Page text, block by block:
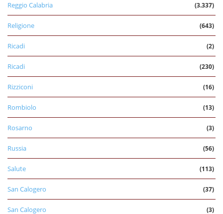
Reggio Calabria (3.337)
Religione (643)
Ricadi (2)
Ricadi (230)
Rizziconi (16)
Rombiolo (13)
Rosarno (3)
Russia (56)
Salute (113)
San Calogero (37)
San Calogero (3)